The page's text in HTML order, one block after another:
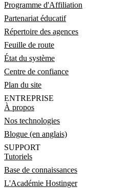
Programme d'Affiliation
Partenariat éducatif
Répertoire des agences
Feuille de route
État du système
Centre de confiance
Plan du site
ENTREPRISE
À propos
Nos technologies
Blogue (en anglais)
SUPPORT
Tutoriels
Base de connaissances
L'Académie Hostinger